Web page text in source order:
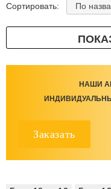
Сортировать: По
НАШИ
Заказать